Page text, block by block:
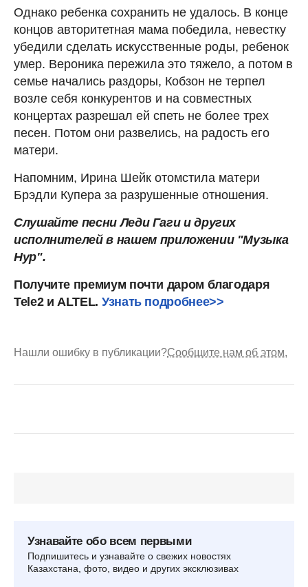
Однако ребенка сохранить не удалось. В конце
концов авторитетная мама победила, невестку
убедили сделать искусственные роды, ребенок
умер. Вероника пережила это тяжело, а потом в
семье начались раздоры, Кобзон не терпел
возле себя конкурентов и на совместных
концертах разрешал ей спеть не более трех
песен. Потом они развелись, на радость его
матери.
Напомним, Ирина Шейк отомстила матери
Брэдли Купера за разрушенные отношения.
Слушайте песни Леди Гаги и других
исполнителей в нашем приложении "Музыка
Нур".
Получите премиум почти даром благодаря
Tele2 и ALTEL. Узнать подробнее>>
Нашли ошибку в публикации?Сообщите нам об этом.
Узнавайте обо всем первыми
Подпишитесь и узнавайте о свежих новостях
Казахстана, фото, видео и других эксклюзивах